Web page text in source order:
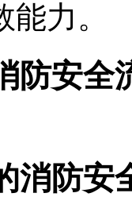
力。
防安全
消防安